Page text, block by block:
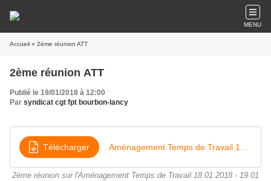
MENU
Accueil » 2ème réunion ATT
2ème réunion ATT
Publié le 19/01/2018 à 12:00
Par syndicat cgt fpt bourbon-lancy
Télécharger
2ème réunion sur l'Aménagement Temps de Travail 18 01 2018 - 19 01